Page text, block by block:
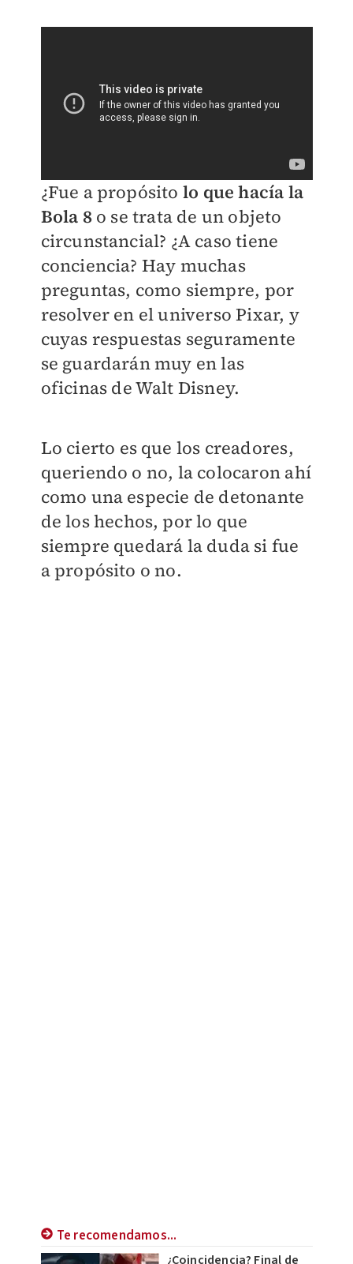
¿Fue a propósito lo que hacía la
Bola 8o se trata de un objeto
circunstancial? ¿A caso tiene
conciencia? Hay muchas
preguntas, como siempre, por
resolver en el universo Pixar, y
cuyas respuestas seguramente
se guardarán muy en las
oficinas de Walt Disney.
Lo cierto es que los creadores,
queriendo o no, la colocaron ahí
como una especie de detonante
de los hechos, por lo que
siempre quedará la duda si fue
a propósito o no.
Te recomendamos...
¿Coincidencia? Final de